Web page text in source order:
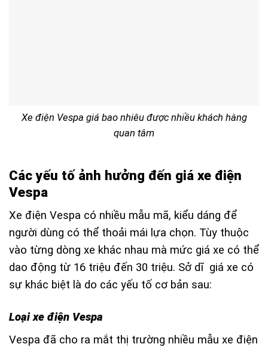
Xe điện Vespa giá bao nhiêu được nhiều khách hàng
quan tâm
Các yếu tố ảnh hưởng đến giá xe điện
Vespa
Xe điện Vespa có nhiều mẫu mã, kiểu dáng để
người dùng có thể thoải mái lựa chọn. Tùy thuộc
vào từng dòng xe khác nhau mà mức giá xe có thể
dao động từ 16 triệu đến 30 triệu. Sở dĩ giá xe có
sự khác biệt là do các yếu tố cơ bản sau:
Loại xe điện Vespa
Vespa đã cho ra mắt thị trường nhiều mẫu xe điện